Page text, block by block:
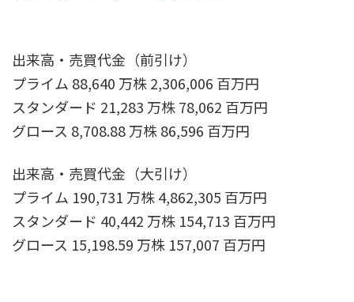
出来高・売買代金（前引け）
プライム 88,640 万株 2,306,006 百万円
スタンダード 21,283 万株 78,062 百万円
グロース 8,708.88 万株 86,596 百万円
出来高・売買代金（大引け）
プライム 190,731 万株 4,862,305 百万円
スタンダード 40,442 万株 154,713 百万円
グロース 15,198.59 万株 157,007 百万円